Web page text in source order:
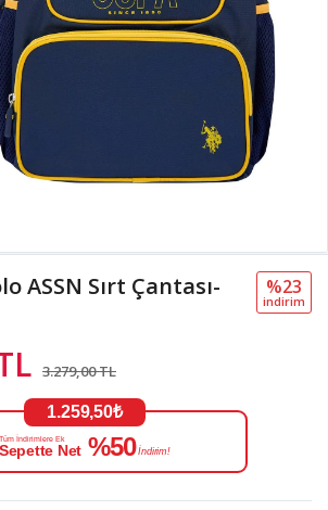
ASSN Sırt Çantası-
3.279,00 TL
%23
i̇ndi̇ri̇m
1.259,50₺
Tüm İndirimlere Ek
Sepette Net %50 İndirim!